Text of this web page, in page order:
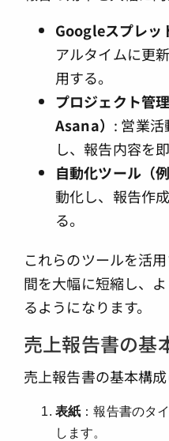
Googleスプレッ
アルタイムに更
用する。
プロジェクト管
Asana） : 営業
し、報告内容を
自動化ツール（
動化し、報告作
る。
これらのツールを活
間を大幅に短縮し、
るようになります。
売上報告書の基
売上報告書の基本構
表紙 ：報告書のタ
します。